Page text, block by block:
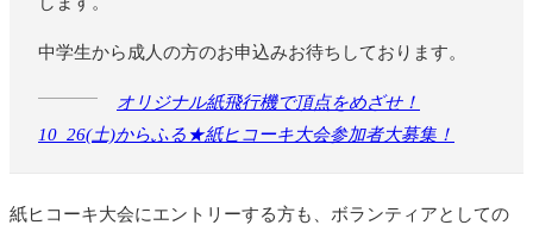
中学生から成人の方のお申込みお待ちしております。
オリジナル紙飛行機で頂点をめざせ！
10_26(土)からふる★紙ヒコーキ大会参加者大募集！
紙ヒコーキ大会にエントリーする方も、ボランティアとしての